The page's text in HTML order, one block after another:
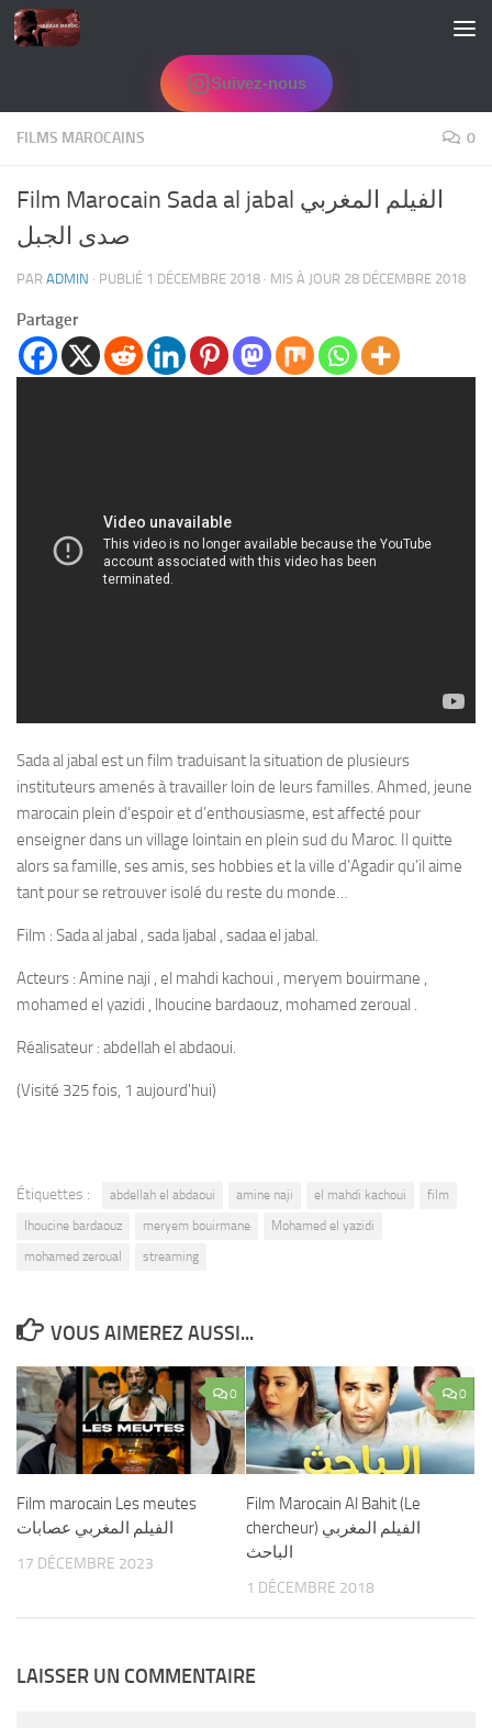
Skip to content
Suivez-nous
FILMS MAROCAINS 0
Film Marocain Sada al jabal الفيلم المغربي
صدى الجبل
PAR ADMIN · PUBLIÉ 1 DÉCEMBRE 2018 · MIS À JOUR 28 DÉCEMBRE 2018
Partager
Sada al jabal est un film traduisant la situation de plusieurs
instituteurs amenés à travailler loin de leurs familles. Ahmed, jeune
marocain plein d’espoir et d’enthousiasme, est affecté pour
enseigner dans un village lointain en plein sud du Maroc. Il quitte
alors sa famille, ses amis, ses hobbies et la ville d’Agadir qu’il aime
tant pour se retrouver isolé du reste du monde…
Film : Sada al jabal , sada ljabal , sadaa el jabal.
Acteurs : Amine naji , el mahdi kachoui , meryem bouirmane ,
mohamed el yazidi , lhoucine bardaouz, mohamed zeroual .
Réalisateur : abdellah el abdaoui.
(Visité 325 fois, 1 aujourd'hui)
Étiquettes : abdellah el abdaoui amine naji el mahdi kachoui
film
lhoucine bardaouz
meryem bouirmane
Mohamed el yazidi
mohamed zeroual
streaming
VOUS AIMEREZ AUSSI...
0
Film marocain Les meutes
الفيلم المغربي عصابات
17 DÉCEMBRE 2023
0
Film Marocain Al Bahit (Le
chercheur) الفيلم المغربي
الباحث
1 DÉCEMBRE 2018
LAISSER UN COMMENTAIRE